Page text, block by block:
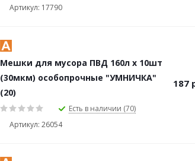
Артикул: 17790
Мешки для мусора ПВД 160л х 10шт
(30мкм) особопрочные "УМНИЧКА"
(20)
Есть в наличии (70)
Артикул: 26054
187